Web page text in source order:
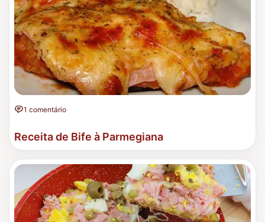
1 comentário
Receita de Bife à Parmegiana